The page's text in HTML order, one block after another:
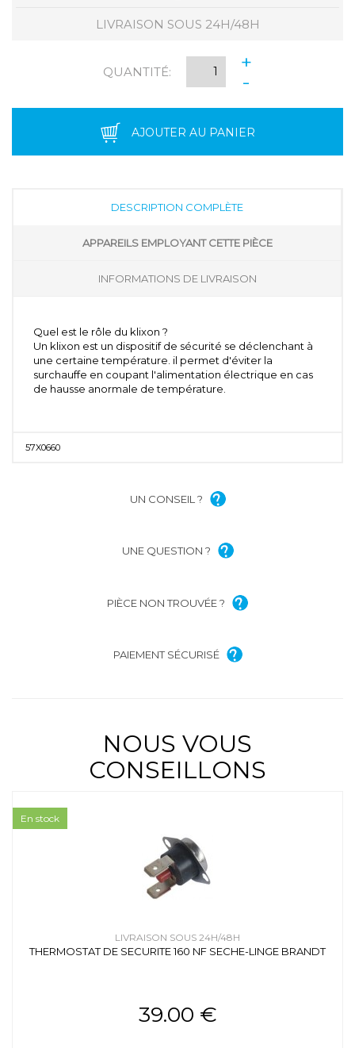
LIVRAISON SOUS 24H/48H
QUANTITÉ:
+
-
AJOUTER AU PANIER
DESCRIPTION COMPLÈTE
APPAREILS EMPLOYANT CETTE PIÈCE
INFORMATIONS DE LIVRAISON
Quel est le rôle du klixon ?
Un klixon est un dispositif de sécurité se déclenchant à
une certaine température. il permet d'éviter la
surchauffe en coupant l'alimentation électrique en cas
de hausse anormale de température.
57X0660
UN CONSEIL ?
UNE QUESTION ?
PIÈCE NON TROUVÉE ?
PAIEMENT SÉCURISÉ
NOUS VOUS
CONSEILLONS
LIVRAISON SOUS 24H/48H
THERMOSTAT DE SECURITE 160 NF SECHE-LINGE BRANDT
39.00 €
En stock